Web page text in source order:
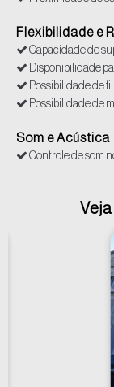
Polícia (até 10km)
Supermercados
Tomadas
Flexibilidade e
Capacidade de
Disponibilidade
Possibilidade de
Possibilidade de
Som e Acústica
Controle de som